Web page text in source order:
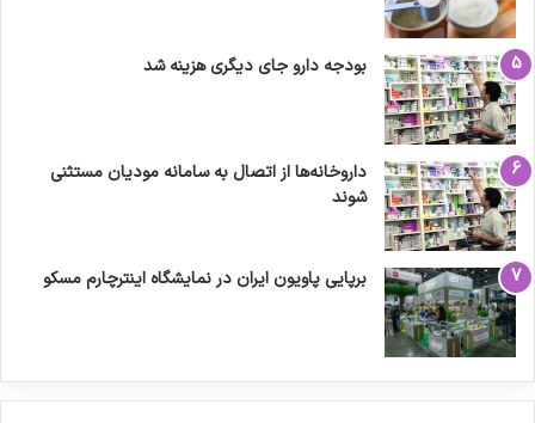
بودجه دارو جای دیگری هزینه شد
داروخانه‌ها از اتصال به سامانه مودیان مستثنی
شوند
برپایی پاویون ایران در نمایشگاه اینترچارم مسکو